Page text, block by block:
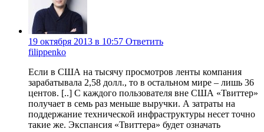
19 октября 2013 в 10:57 Ответить
filippenko
Если в США на тысячу просмотров ленты компания
зарабатывала 2,58 долл., то в остальном мире – лишь 36
центов. [..] С каждого пользователя вне США «Твиттер»
получает в семь раз меньше выручки. А затраты на
поддержание технической инфраструктуры несет точно
такие же. Экспансия «Твиттера» будет означать